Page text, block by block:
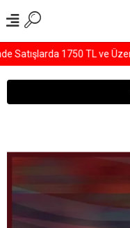
1750 TL ve